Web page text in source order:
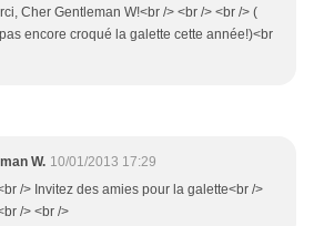
Cher Gentleman W!<br /> <br /> <br /> (
encore croqué la galette cette année!)<br
W. 10/01/2013 17:29
/> Invitez des amies pour la galette<br />
/> <br />